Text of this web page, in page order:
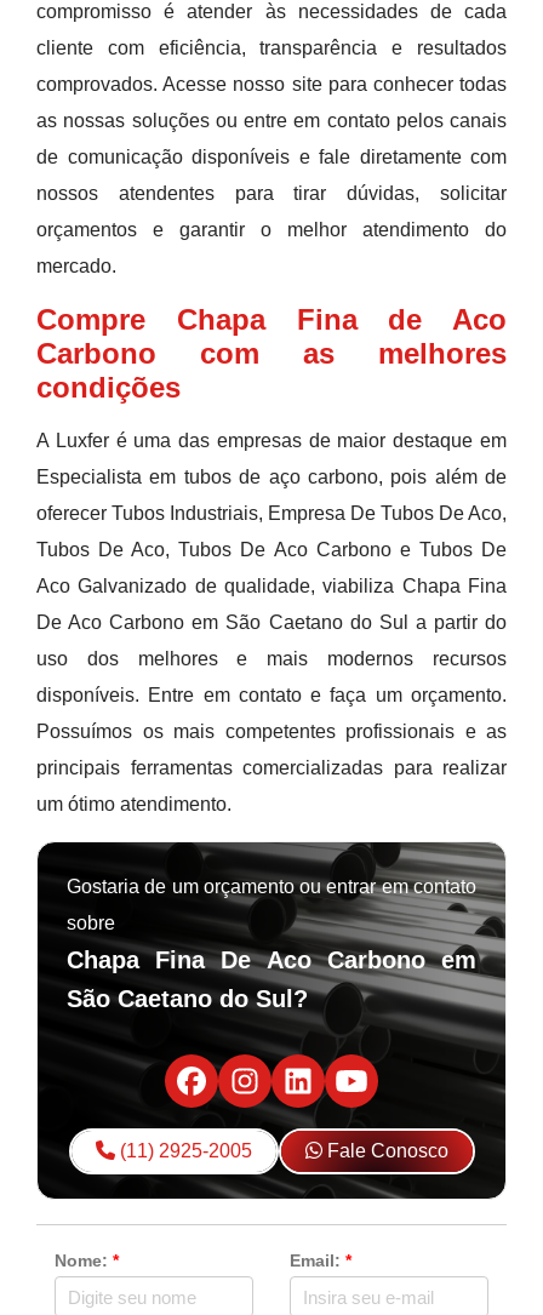
compromisso é atender às necessidades de cada
cliente com eficiência, transparência e resultados
comprovados. Acesse nosso site para conhecer todas
as nossas soluções ou entre em contato pelos canais
de comunicação disponíveis e fale diretamente com
nossos atendentes para tirar dúvidas, solicitar
orçamentos e garantir o melhor atendimento do
mercado.
Compre Chapa Fina de Aco
Carbono com as melhores
condições
A Luxfer é uma das empresas de maior destaque em
Especialista em tubos de aço carbono, pois além de
oferecer Tubos Industriais, Empresa De Tubos De Aco,
Tubos De Aco, Tubos De Aco Carbono e Tubos De
Aco Galvanizado de qualidade, viabiliza Chapa Fina
De Aco Carbono em São Caetano do Sul a partir do
uso dos melhores e mais modernos recursos
disponíveis. Entre em contato e faça um orçamento.
Possuímos os mais competentes profissionais e as
principais ferramentas comercializadas para realizar
um ótimo atendimento.
Gostaria de um orçamento ou entrar em contato
sobre
Chapa Fina De Aco Carbono em
São Caetano do Sul?
(11) 2925-2005 Fale Conosco
Nome: * Email: *